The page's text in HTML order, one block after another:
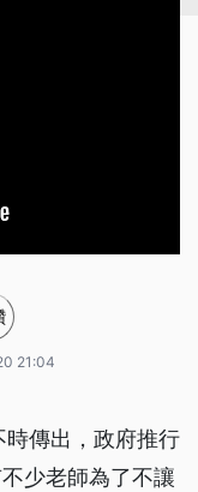
21:04
傳出，政府推行
少老師為了不讓